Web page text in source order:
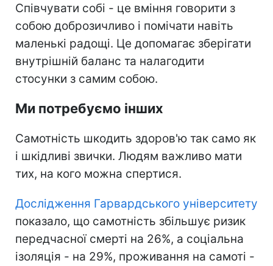
Співчувати собі - це вміння говорити з
собою доброзичливо і помічати навіть
маленькі радощі. Це допомагає зберігати
внутрішній баланс та налагодити
стосунки з самим собою.
Ми потребуємо інших
Самотність шкодить здоров'ю так само як
і шкідливі звички. Людям важливо мати
тих, на кого можна спертися.
Дослідження Гарвардського університету
показало, що самотність збільшує ризик
передчасної смерті на 26%, а соціальна
ізоляція - на 29%, проживання на самоті -